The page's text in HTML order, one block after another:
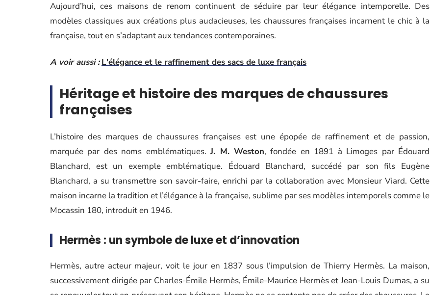
Aujourd’hui, ces maisons de renom continuent de séduire par leur élégance intemporelle. Des
modèles classiques aux créations plus audacieuses, les chaussures françaises incarnent le chic à la
française, tout en s’adaptant aux tendances contemporaines.
A voir aussi : L'élégance et le raffinement des sacs de luxe français
Héritage et histoire des marques de chaussures
françaises
L’histoire des marques de chaussures françaises est une épopée de raffinement et de passion,
marquée par des noms emblématiques.J. M. Weston, fondée en 1891 à Limoges par Édouard
Blanchard, est un exemple emblématique. Édouard Blanchard, succédé par son fils Eugène
Blanchard, a su transmettre son savoir-faire, enrichi par la collaboration avec Monsieur Viard. Cette
maison incarne la tradition et l’élégance à la française, sublime par ses modèles intemporels comme le
Mocassin 180, introduit en 1946.
Hermès : un symbole de luxe et d’innovation
Hermès, autre acteur majeur, voit le jour en 1837 sous l’impulsion de Thierry Hermès. La maison,
successivement dirigée par Charles-Émile Hermès, Émile-Maurice Hermès et Jean-Louis Dumas, a su